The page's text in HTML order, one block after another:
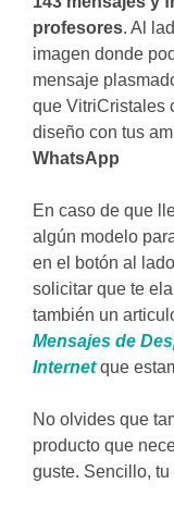
profesores. Al
imagen donde
mensaje
que VitriCristales
diseño con tus
WhatsApp
En caso de que
algún modelo
en el botón al
solicitar que te
también un
Mensajes de
Internetque
No olvides que
producto que
guste. Sencillo,